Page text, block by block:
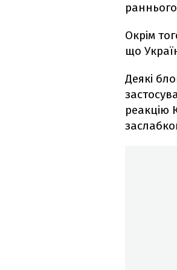
Окрім
що
Деякі
реакцію